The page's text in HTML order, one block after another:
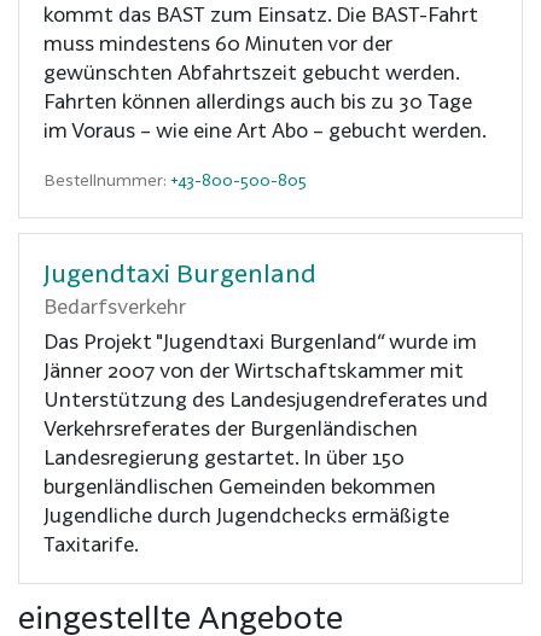
kommt das BAST zum Einsatz. Die BAST-Fahrt
muss mindestens 60 Minuten vor der
gewünschten Abfahrtszeit gebucht werden.
Fahrten können allerdings auch bis zu 30 Tage
im Voraus – wie eine Art Abo – gebucht werden.
Bestellnummer: +43-800-500-805
Jugendtaxi Burgenland
Bedarfsverkehr
Das Projekt "Jugendtaxi Burgenland“ wurde im
Jänner 2007 von der Wirtschaftskammer mit
Unterstützung des Landesjugendreferates und
Verkehrsreferates der Burgenländischen
Landesregierung gestartet. In über 150
burgenländlischen Gemeinden bekommen
Jugendliche durch Jugendchecks ermäßigte
Taxitarife.
eingestellte Angebote